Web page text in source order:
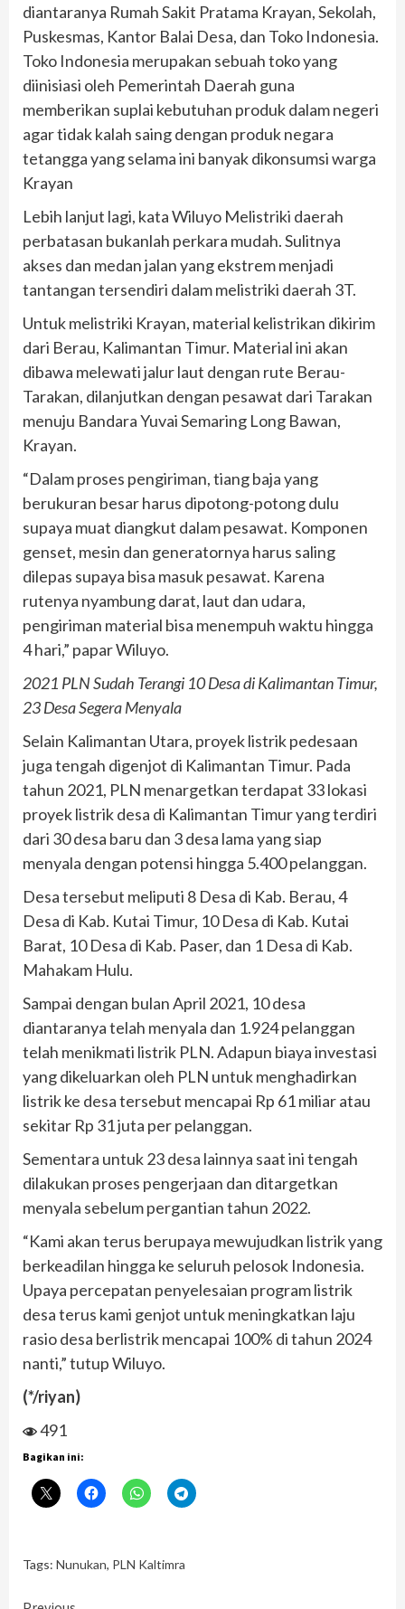
diantaranya Rumah Sakit Pratama Krayan, Sekolah,
Puskesmas, Kantor Balai Desa, dan Toko Indonesia.
Toko Indonesia merupakan sebuah toko yang
diinisiasi oleh Pemerintah Daerah guna
memberikan suplai kebutuhan produk dalam negeri
agar tidak kalah saing dengan produk negara
tetangga yang selama ini banyak dikonsumsi warga
Krayan
Lebih lanjut lagi, kata Wiluyo Melistriki daerah
perbatasan bukanlah perkara mudah. Sulitnya
akses dan medan jalan yang ekstrem menjadi
tantangan tersendiri dalam melistriki daerah 3T.
Untuk melistriki Krayan, material kelistrikan dikirim
dari Berau, Kalimantan Timur. Material ini akan
dibawa melewati jalur laut dengan rute Berau-
Tarakan, dilanjutkan dengan pesawat dari Tarakan
menuju Bandara Yuvai Semaring Long Bawan,
Krayan.
“Dalam proses pengiriman, tiang baja yang
berukuran besar harus dipotong-potong dulu
supaya muat diangkut dalam pesawat. Komponen
genset, mesin dan generatornya harus saling
dilepas supaya bisa masuk pesawat. Karena
rutenya nyambung darat, laut dan udara,
pengiriman material bisa menempuh waktu hingga
4 hari,” papar Wiluyo.
2021 PLN Sudah Terangi 10 Desa di Kalimantan Timur,
23 Desa Segera Menyala
Selain Kalimantan Utara, proyek listrik pedesaan
juga tengah digenjot di Kalimantan Timur. Pada
tahun 2021, PLN menargetkan terdapat 33 lokasi
proyek listrik desa di Kalimantan Timur yang terdiri
dari 30 desa baru dan 3 desa lama yang siap
menyala dengan potensi hingga 5.400 pelanggan.
Desa tersebut meliputi 8 Desa di Kab. Berau, 4
Desa di Kab. Kutai Timur, 10 Desa di Kab. Kutai
Barat, 10 Desa di Kab. Paser, dan 1 Desa di Kab.
Mahakam Hulu.
Sampai dengan bulan April 2021, 10 desa
diantaranya telah menyala dan 1.924 pelanggan
telah menikmati listrik PLN. Adapun biaya investasi
yang dikeluarkan oleh PLN untuk menghadirkan
listrik ke desa tersebut mencapai Rp 61 miliar atau
sekitar Rp 31 juta per pelanggan.
Sementara untuk 23 desa lainnya saat ini tengah
dilakukan proses pengerjaan dan ditargetkan
menyala sebelum pergantian tahun 2022.
“Kami akan terus berupaya mewujudkan listrik yang
berkeadilan hingga ke seluruh pelosok Indonesia.
Upaya percepatan penyelesaian program listrik
desa terus kami genjot untuk meningkatkan laju
rasio desa berlistrik mencapai 100% di tahun 2024
nanti,” tutup Wiluyo.
(*/riyan)
491
Bagikan ini:
Tags: Nunukan, PLN Kaltimra